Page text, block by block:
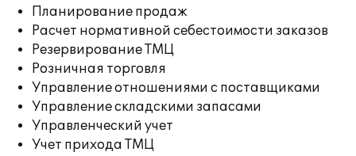
Планирование продаж
Расчет нормативной себестоимости заказов
Резервирование ТМЦ
Розничная торговля
Управление отношениями с поставщиками
Управление складскими запасами
Управленческий учет
Учет прихода ТМЦ